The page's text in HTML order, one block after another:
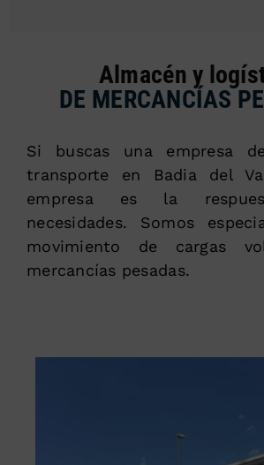
Almacén y
DE MERCANCÍAS
Si buscas una empresa
transporte en Badia del
empresa es la
necesidades. Somos
movimiento de cargas
mercancías pesadas.